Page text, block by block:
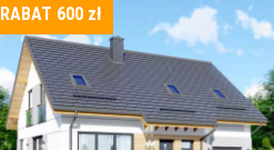
RABAT 600 zł